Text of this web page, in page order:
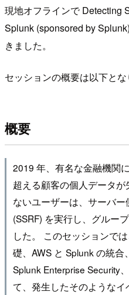
現地オフラインで Detecting
Splunk (sponsored by
きました。
セッションの概要は以下とな
概要
2019 年、有名な金融機関
超える顧客の個人データ
ないユーザーは、サーバ
(SSRF) を実行し、グルー
した。 このセッションで
礎、AWS と Splunk の統合
Splunk Enterprise Security
て、発生したそのような